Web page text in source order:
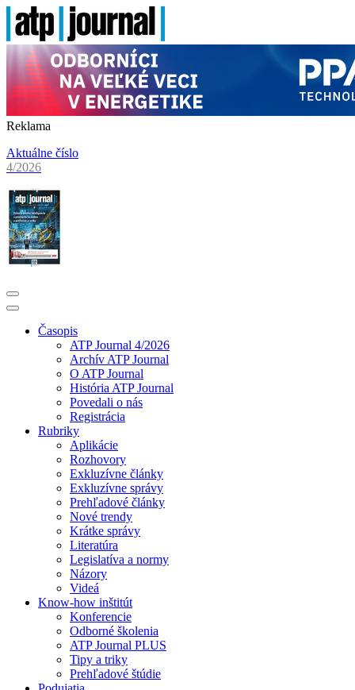
Reklama
Aktuálne číslo
4/2026
Časopis
ATP Journal 4/2026
Archív ATP Journal
O ATP Journal
História ATP Journal
Povedali o nás
Registrácia
Rubriky
Aplikácie
Rozhovory
Exkluzívne články
Exkluzívne správy
Prehľadové články
Nové trendy
Krátke správy
Literatúra
Legislatíva a normy
Názory
Videá
Know-how inštitút
Konferencie
Odborné školenia
ATP Journal PLUS
Tipy a triky
Prehľadové štúdie